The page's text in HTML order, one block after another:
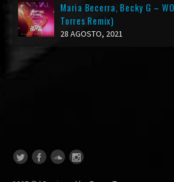
Maria Becerra, Becky G –
Torres Remix)
28 AGOSTO, 2021